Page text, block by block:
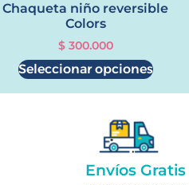
Chaqueta niño reversible
Colors
$300.000
Seleccionar opciones
Envíos Gratis